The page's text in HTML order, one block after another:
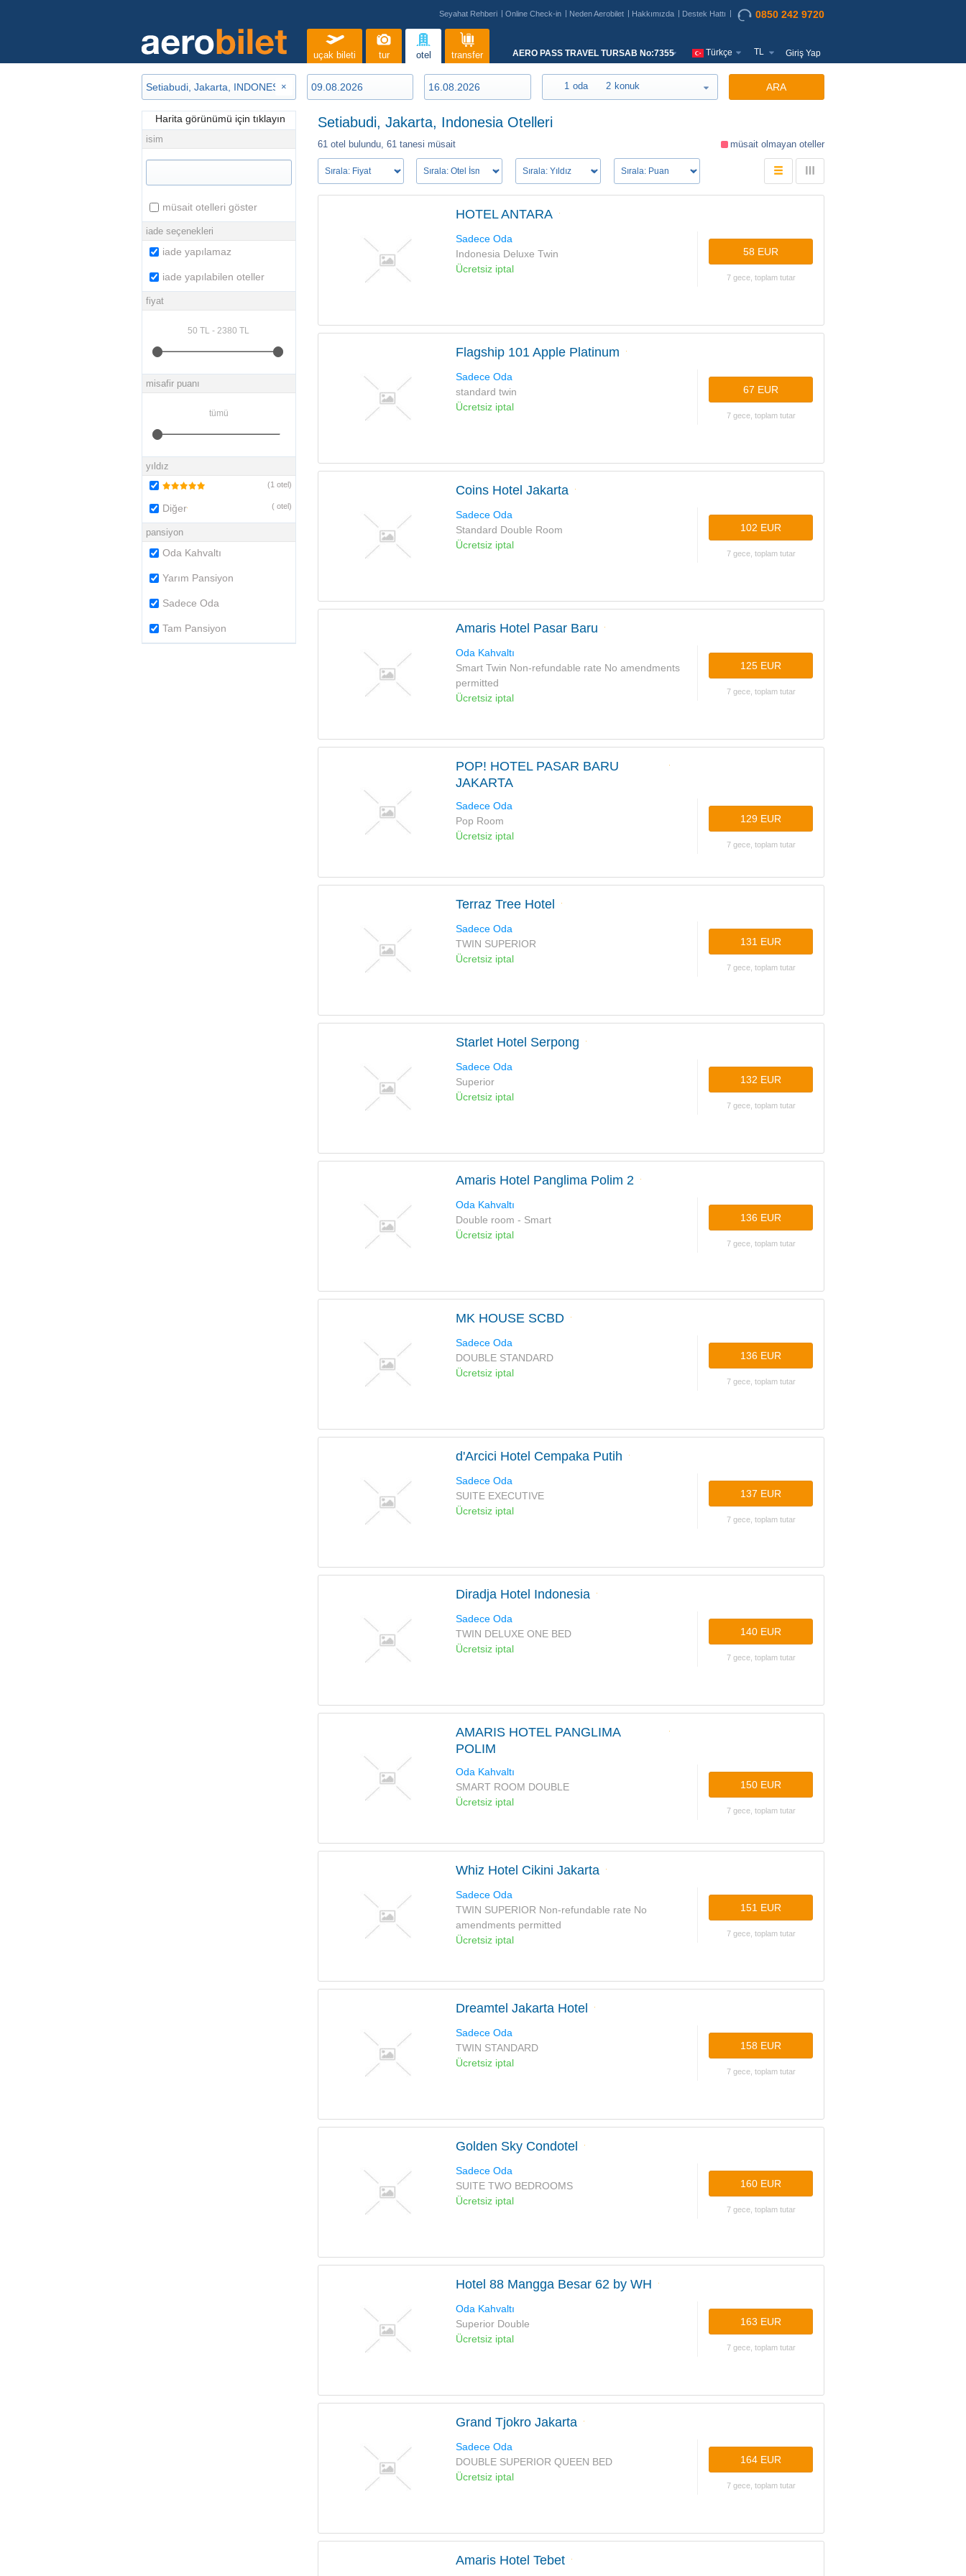
Seyahat Rehberi Online Check-in Neden Aerobilet Hakkımızda Destek Hattı 0850 242 9720
uçak bileti tur otel transfer AERO PASS TRAVEL TURSAB No:7355 Türkçe TL Giriş Yap
× 1 oda 2 konuk ARA
Harita görünümü için tıklayın
isim
müsait otelleri göster
iade seçenekleri
iade yapılamaz
iade yapılabilen oteller
fiyat
misafir puanı
yıldız
Diğer ( otel)
(1 otel)
pansiyon
Oda Kahvaltı
Yarım Pansiyon
Sadece Oda
Tam Pansiyon
Setiabudi, Jakarta, Indonesia Otelleri
61 otel bulundu, 61 tanesi müsait müsait olmayan oteller
HOTEL ANTARA
Sadece Oda
Indonesia Deluxe Twin
Ücretsiz iptal
58 EUR
7 gece, toplam tutar
Flagship 101 Apple Platinum
Sadece Oda
standard twin
Ücretsiz iptal
67 EUR
7 gece, toplam tutar
Coins Hotel Jakarta
Sadece Oda
Standard Double Room
Ücretsiz iptal
102 EUR
7 gece, toplam tutar
Amaris Hotel Pasar Baru
Oda Kahvaltı
Smart Twin Non-refundable rate No amendments
permitted
Ücretsiz iptal
125 EUR
7 gece, toplam tutar
POP! HOTEL PASAR BARU
JAKARTA
Sadece Oda
Pop Room
Ücretsiz iptal
129 EUR
7 gece, toplam tutar
Terraz Tree Hotel
Sadece Oda
TWIN SUPERIOR
Ücretsiz iptal
131 EUR
7 gece, toplam tutar
Starlet Hotel Serpong
Sadece Oda
Superior
Ücretsiz iptal
132 EUR
7 gece, toplam tutar
Amaris Hotel Panglima Polim 2
Oda Kahvaltı
Double room - Smart
Ücretsiz iptal
136 EUR
7 gece, toplam tutar
MK HOUSE SCBD
Sadece Oda
DOUBLE STANDARD
Ücretsiz iptal
136 EUR
7 gece, toplam tutar
d'Arcici Hotel Cempaka Putih
Sadece Oda
SUITE EXECUTIVE
Ücretsiz iptal
137 EUR
7 gece, toplam tutar
Diradja Hotel Indonesia
Sadece Oda
TWIN DELUXE ONE BED
Ücretsiz iptal
140 EUR
7 gece, toplam tutar
AMARIS HOTEL PANGLIMA
POLIM
Oda Kahvaltı
SMART ROOM DOUBLE
Ücretsiz iptal
150 EUR
7 gece, toplam tutar
Whiz Hotel Cikini Jakarta
Sadece Oda
TWIN SUPERIOR Non-refundable rate No
amendments permitted
Ücretsiz iptal
151 EUR
7 gece, toplam tutar
Dreamtel Jakarta Hotel
Sadece Oda
TWIN STANDARD
Ücretsiz iptal
158 EUR
7 gece, toplam tutar
Golden Sky Condotel
Sadece Oda
SUITE TWO BEDROOMS
Ücretsiz iptal
160 EUR
7 gece, toplam tutar
Hotel 88 Mangga Besar 62 by WH
Oda Kahvaltı
Superior Double
Ücretsiz iptal
163 EUR
7 gece, toplam tutar
Grand Tjokro Jakarta
Sadece Oda
DOUBLE SUPERIOR QUEEN BED
Ücretsiz iptal
164 EUR
7 gece, toplam tutar
Amaris Hotel Tebet